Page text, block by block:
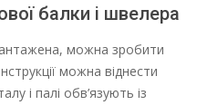
балки і швелера
можна зробити
можна віднести
і палі обв’язують із